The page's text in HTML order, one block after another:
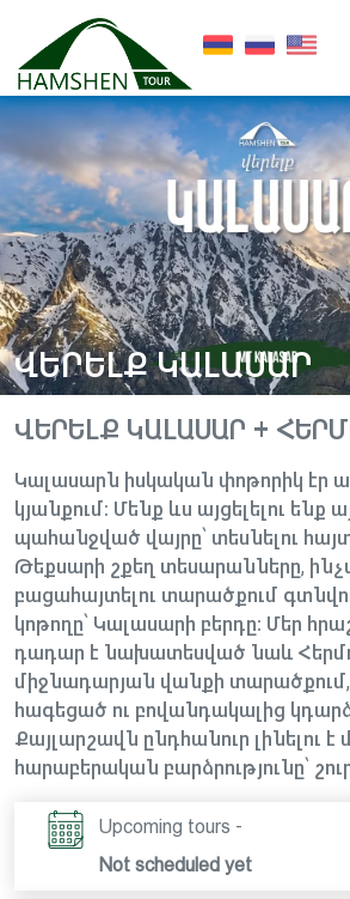
ՎԵՐԵԼՔ ԿԱԼԱՍԱՐ
ՎԵՐԵԼՔ ԿԱԼԱՍԱՐ +
Կալասարն իսկական փոթորիկ էր
կյանքում։ Մենք ևս այցելելու ենք
պահանջված վայրը՝ տեսնելու
Թեքսարի շքեղ տեսարանները,
բացահայտելու տարածքում
կոթողը՝ Կալասարի բերդը։ Մեր
դադար է նախատեսված նաև
միջնադարյան վանքի տարածքում,
հագեցած ու բովանդակալից
Քայլարշավն ընդհանուր լինելու է
հարաբերական բարձրությունը՝
Upcoming tours -
Not scheduled yet